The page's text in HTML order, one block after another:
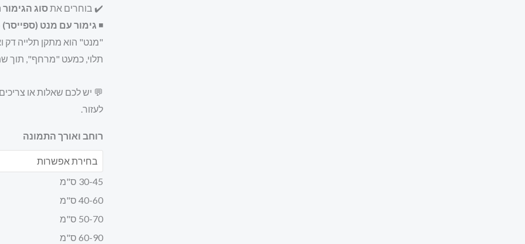
✔️ בוחרים אתסוג הגימור
◾ גימור עם מנט (ספייסר)
"מנט" הוא מתקן תלייה דק
תלוי, כמעט "מרחף", תוך
💬 יש לכם שאלות או
לעזור.
רוחב ואורך התמונה
30-45 ס"מ
40-60 ס"מ
50-70 ס"מ
60-90 ס"מ